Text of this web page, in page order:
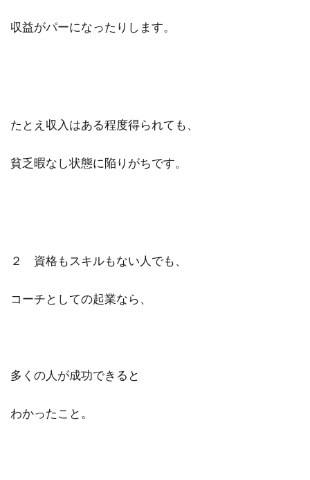
収益がパーになったりします。
たとえ収入はある程度得られても、
貧乏暇なし状態に陥りがちです。
２ 資格もスキルもない人でも、
コーチとしての起業なら、
多くの人が成功できると
わかったこと。